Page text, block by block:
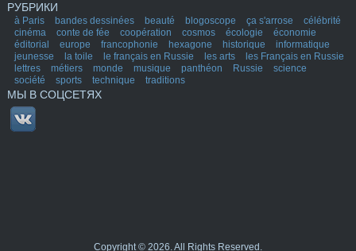
РУБРИКИ
à Paris bandes dessinées beauté blogoscope ça s'arrose
célébrité
cinéma
conte de fée coopération cosmos écologie
économie
éditorial
europe francophonie hexagone historique
informatique
jeunesse
la toile le français en Russie les arts
les Français en Russie
lettres
métiers monde musique panthéon Russie
science
société
sports technique traditions
МЫ В СОЦСЕТЯХ
Copyright © 2026. All Rights Reserved.